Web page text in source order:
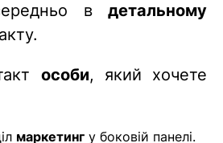
в детальному
особи, який хочете
маркетинг у боковій панелі.